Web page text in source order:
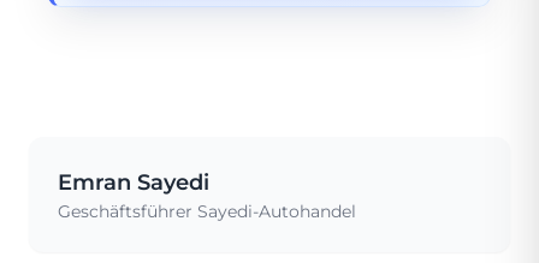
Emran Sayedi
Geschäftsführer Sayedi-Autohandel